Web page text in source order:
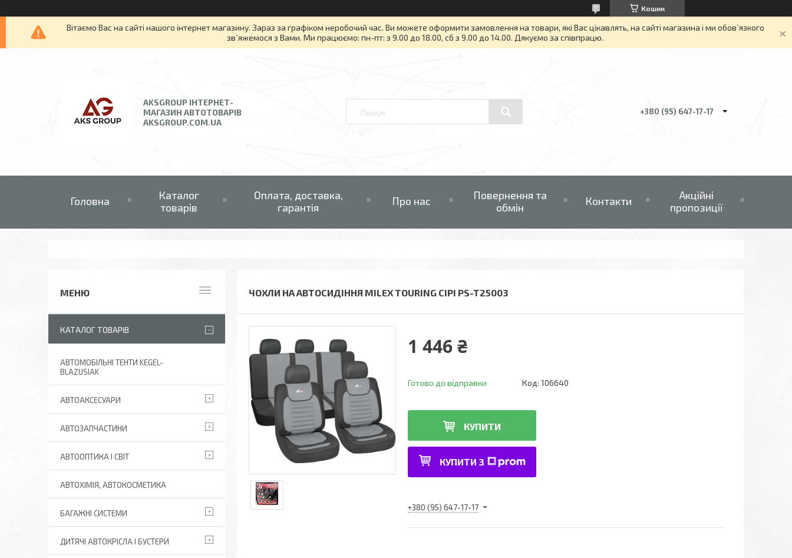
Кошик
Вітаємо Вас на сайті нашого інтернет магазину. Зараз за графіком неробочий час. Ви можете оформити замовлення на товари, які Вас цікавлять, на сайті магазина і ми обов`язкого
зв`яжемося з Вами. Ми працюємо: пн-пт: з 9.00 до 18.00, сб з 9.00 до 14.00. Дякуємо за співпрацю.
AKSGROUP ІНТЕРНЕТ-
МАГАЗИН АВТОТОВАРІВ
AKSGROUP.COM.UA
+380 (95) 647-17-17
Головна
Каталог
товарів
Оплата, доставка,
гарантія
Про нас
Повернення та
обмін
Контакти
Акційні
пропозиції
ЧОХЛИ НА АВТОСИДІННЯ MILEX TOURING СІРІ PS-T25003
1 446 ₴
Готово до відправки Код: 106640
КУПИТИ
КУПИТИ З
+380 (95) 647-17-17
КАТАЛОГ ТОВАРІВ
АВТОМОБІЛЬНІ ТЕНТИ KEGEL-
BLAZUSIAK
АВТОАКСЕСУАРИ
АВТОЗАПЧАСТИНИ
АВТООПТИКА І СВІТ
АВТОХІМІЯ, АВТОКОСМЕТИКА
БАГАЖНІ СИСТЕМИ
ДИТЯЧІ АВТОКРІСЛА І БУСТЕРИ